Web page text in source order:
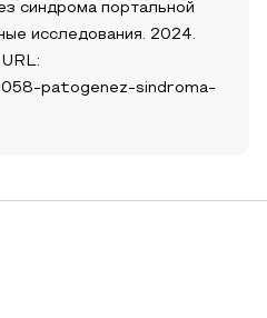
синдрома портальной
исследования. 2024.
patogenez-sindroma-